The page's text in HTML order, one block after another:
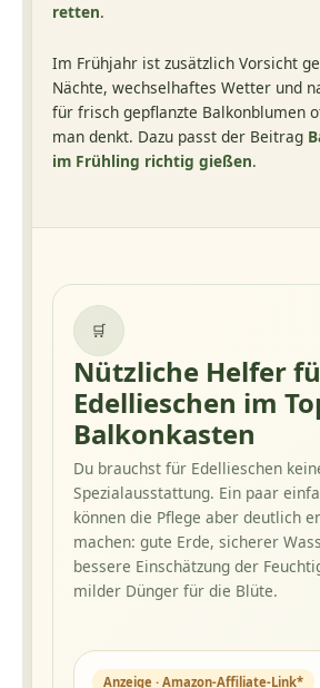
retten.
Im Frühjahr ist zusätzlich Vorsicht
Nächte, wechselhaftes Wetter und
für frisch gepflanzte Balkonblumen
man denkt. Dazu passt der Beitrag
im Frühling richtig gießen.
🛒
Nützliche Helfer
Edellieschen im
Balkonkasten
Du brauchst für Edellieschen
Spezialausstattung. Ein paar
können die Pflege aber deutlich
machen: gute Erde, sicherer
bessere Einschätzung der
milder Dünger für die Blüte.
Anzeige · Amazon-Affiliate-Link*